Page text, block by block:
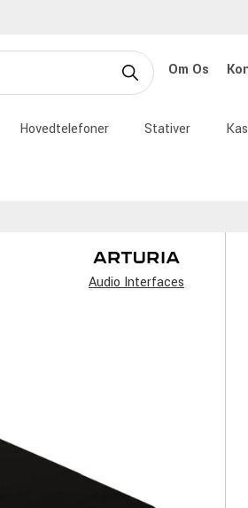
Om Os
Hovedtelefoner Stativer
Audio Interfaces